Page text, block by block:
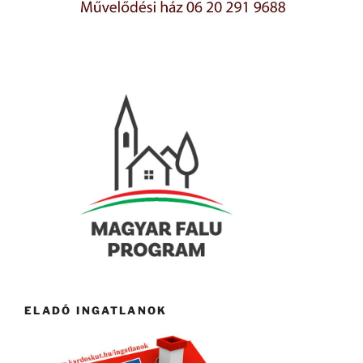
ELADÓ INGATLANOK